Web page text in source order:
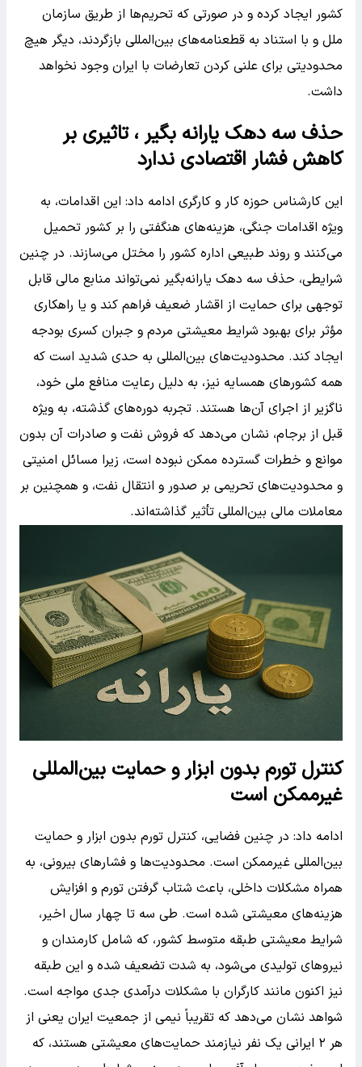
کشور ایجاد کرده و در صورتی که تحریم‌ها از طریق سازمان
ملل و با استناد به قطعنامه‌های بین‌المللی بازگردند، دیگر هیچ
محدودیتی برای علنی کردن تعارضات با ایران وجود نخواهد
داشت.
حذف سه دهک یارانه بگیر ، تاثیری بر
کاهش فشار اقتصادی ندارد
این کارشناس حوزه کار و کارگری ادامه داد: این اقدامات، به
ویژه اقدامات جنگی، هزینه‌های هنگفتی را بر کشور تحمیل
می‌کنند و روند طبیعی اداره کشور را مختل می‌سازند. در چنین
شرایطی، حذف سه دهک یارانه‌بگیر نمی‌تواند منابع مالی قابل
توجهی برای حمایت از اقشار ضعیف فراهم کند و یا راهکاری
مؤثر برای بهبود شرایط معیشتی مردم و جبران کسری بودجه
ایجاد کند. محدودیت‌های بین‌المللی به حدی شدید است که
همه کشورهای همسایه نیز، به دلیل رعایت منافع ملی خود،
ناگزیر از اجرای آن‌ها هستند. تجربه دوره‌های گذشته، به ویژه
قبل از برجام، نشان می‌دهد که فروش نفت و صادرات آن بدون
موانع و خطرات گسترده ممکن نبوده است، زیرا مسائل امنیتی
و محدودیت‌های تحریمی بر صدور و انتقال نفت، و همچنین بر
معاملات مالی بین‌المللی تأثیر گذاشته‌اند.
کنترل تورم بدون ابزار و حمایت بین‌المللی
غیرممکن است
ادامه داد: در چنین فضایی، کنترل تورم بدون ابزار و حمایت
بین‌المللی غیرممکن است. محدودیت‌ها و فشارهای بیرونی، به
همراه مشکلات داخلی، باعث شتاب گرفتن تورم و افزایش
هزینه‌های معیشتی شده است. طی سه تا چهار سال اخیر،
شرایط معیشتی طبقه متوسط کشور، که شامل کارمندان و
نیروهای تولیدی می‌شود، به شدت تضعیف شده و این طبقه
نیز اکنون مانند کارگران با مشکلات درآمدی جدی مواجه است.
شواهد نشان می‌دهد که تقریباً نیمی از جمعیت ایران یعنی از
هر ۲ ایرانی یک نفر نیازمند حمایت‌های معیشتی هستند، که